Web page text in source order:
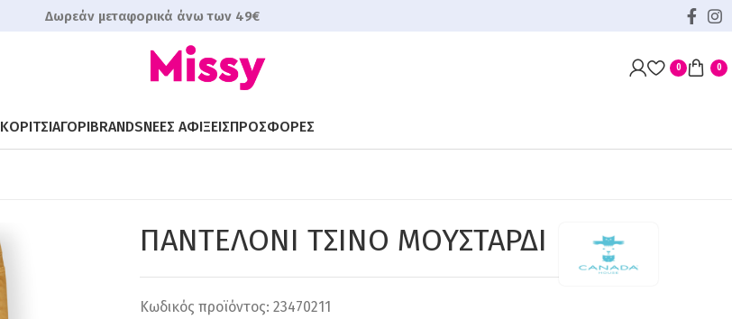
Δωρεάν μεταφορικά άνω των 49€
0 0
ΚΟΡΙΤΣΙΑΓΟΡΙBRANDSΝΕΕΣ ΑΦΙΞΕΙΣΠΡΟΣΦΟΡΕΣ
ΠΑΝΤΕΛΟΝI ΤΣΙΝΟ ΜΟΥΣΤΑΡΔΙ
Κωδικός προϊόντος: 23470211